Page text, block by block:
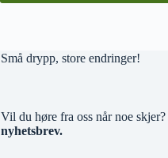
Små drypp, store endringer!
Vil du høre fra oss når noe skjer?
nyhetsbrev.